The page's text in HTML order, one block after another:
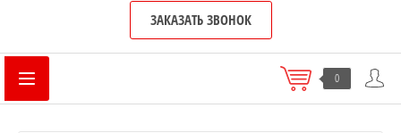
ЗАКАЗАТЬ ЗВОНОК
0